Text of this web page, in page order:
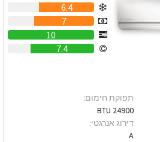
6.4
7
10
7.4
תפוקת חימום:
24900 BTU
דירוג אנרגטי:
A